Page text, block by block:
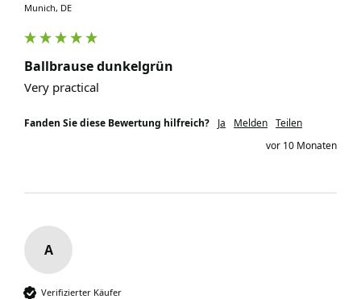
Munich, DE
Ballbrause dunkelgrün
Very practical
Fanden Sie diese Bewertung hilfreich? Ja Melden Teilen
vor 10 Monaten
A
Verifizierter Käufer